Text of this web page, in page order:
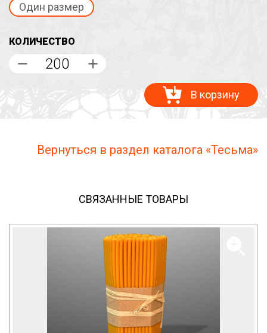
Один размер
КОЛИЧЕСТВО
В корзину
Вернуться в раздел каталога «Тесьма»
СВЯЗАННЫЕ ТОВАРЫ